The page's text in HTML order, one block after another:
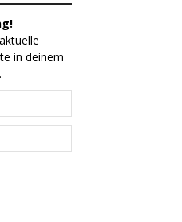
in deinem